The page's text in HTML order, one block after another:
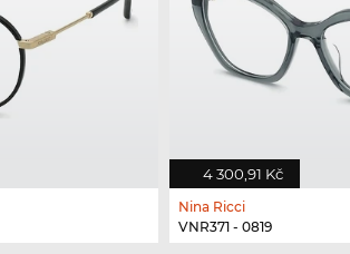
4 300,91 Kč
Nina Ricci
VNR371 - 0819